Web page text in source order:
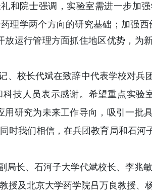
和院士强调，实验室需进一步加
理学两个方向的研究基础；加强
放运行管理方面抓住地区优势，为
、校长代斌在致辞中代表学校对兵
技人员表示感谢。希望重点实验
用研究为未来工作导向，吸引一批
时我们相信，在兵团教育局和石河
长、石河子大学代斌校长、李兆
授及北京大学药学院吕万良教授、